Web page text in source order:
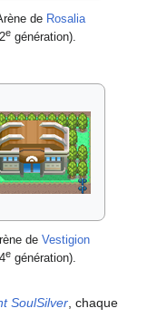
de Rosalia
e génération).
de Vestigion
e génération).
SoulSilver , chaque